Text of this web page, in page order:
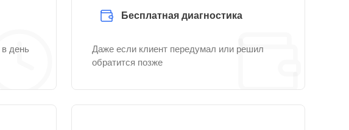
день
Бесплатная диагностика
Даже если клиент передумал или решил
обратится позже